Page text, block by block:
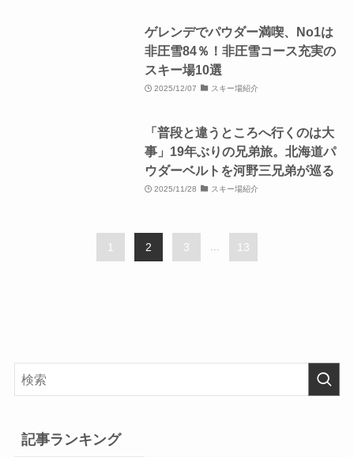
ゲレンデでパウダー満喫、No1は
非圧雪84％！非圧雪コース充実の
スキー場10選
2025/12/07 スキー場紹介
「普段と違うところへ行くのは大
事」19年ぶりの兄弟旅。北海道パ
ウダーベルトを河野三兄弟が巡る
2025/11/28 スキー場紹介
1 2 3 ... 13
記事ランキング